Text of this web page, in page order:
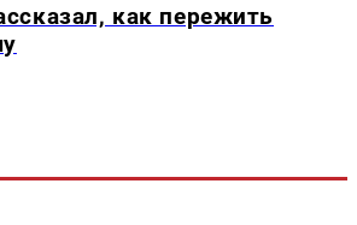
как пережить